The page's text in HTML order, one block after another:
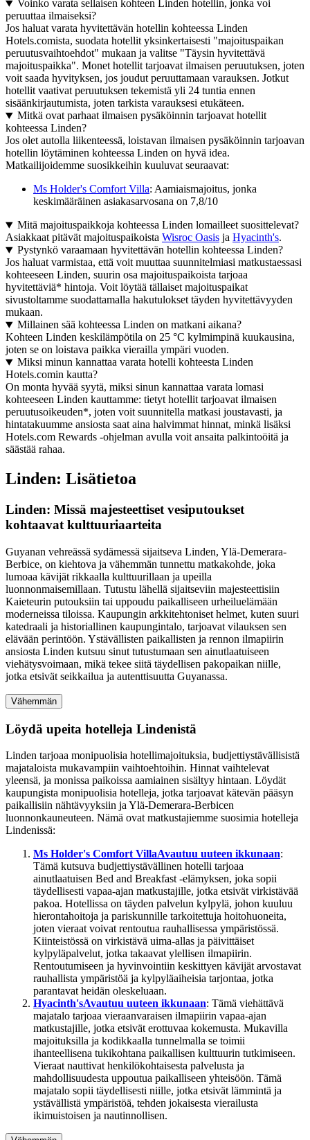
Voinko varata sellaisen kohteen Linden hotellin, jonka voi
peruuttaa ilmaiseksi?
Jos haluat varata hyvitettävän hotellin kohteessa Linden
Hotels.comista, suodata hotellit yksinkertaisesti "majoituspaikan
peruutusvaihtoehdot" mukaan ja valitse "Täysin hyvitettävä
majoituspaikka". Monet hotellit tarjoavat ilmaisen peruutuksen, joten
voit saada hyvityksen, jos joudut peruuttamaan varauksen. Jotkut
hotellit vaativat peruutuksen tekemistä yli 24 tuntia ennen
sisäänkirjautumista, joten tarkista varauksesi etukäteen.
Mitkä ovat parhaat ilmaisen pysäköinnin tarjoavat hotellit
kohteessa Linden?
Jos olet autolla liikenteessä, loistavan ilmaisen pysäköinnin tarjoavan
hotellin löytäminen kohteessa Linden on hyvä idea.
Matkailijoidemme suosikkeihin kuuluvat seuraavat:
Ms Holder's Comfort Villa: Aamiaismajoitus, jonka
keskimääräinen asiakasarvosana on 7,8/10
Mitä majoituspaikkoja kohteessa Linden lomailleet suosittelevat?
Asiakkaat pitävät majoituspaikoista Wisroc Oasis ja Hyacinth's.
Pystynkö varaamaan hyvitettävän hotellin kohteessa Linden?
Jos haluat varmistaa, että voit muuttaa suunnitelmiasi matkustaessasi
kohteeseen Linden, suurin osa majoituspaikoista tarjoaa
hyvitettäviä* hintoja. Voit löytää tällaiset majoituspaikat
sivustoltamme suodattamalla hakutulokset täyden hyvitettävyyden
mukaan.
Millainen sää kohteessa Linden on matkani aikana?
Kohteen Linden keskilämpötila on 25 °C kylmimpinä kuukausina,
joten se on loistava paikka vierailla ympäri vuoden.
Miksi minun kannattaa varata hotelli kohteesta Linden
Hotels.comin kautta?
On monta hyvää syytä, miksi sinun kannattaa varata lomasi
kohteeseen Linden kauttamme: tietyt hotellit tarjoavat ilmaisen
peruutusoikeuden*, joten voit suunnitella matkasi joustavasti, ja
hintatakuumme ansiosta saat aina halvimmat hinnat, minkä lisäksi
Hotels.com Rewards -ohjelman avulla voit ansaita palkintoöitä ja
säästää rahaa.
Linden: Lisätietoa
Linden: Missä majesteettiset vesiputoukset
kohtaavat kulttuuriaarteita
Guyanan vehreässä sydämessä sijaitseva Linden, Ylä-Demerara-
Berbice, on kiehtova ja vähemmän tunnettu matkakohde, joka
lumoaa kävijät rikkaalla kulttuurillaan ja upeilla
luonnonmaisemillaan. Tutustu lähellä sijaitseviin majesteettisiin
Kaieteurin putouksiin tai uppoudu paikalliseen urheiluelämään
moderneissa tiloissa. Kaupungin arkkitehtoniset helmet, kuten suuri
katedraali ja historiallinen kaupungintalo, tarjoavat vilauksen sen
elävään perintöön. Ystävällisten paikallisten ja rennon ilmapiirin
ansiosta Linden kutsuu sinut tutustumaan sen ainutlaatuiseen
viehätysvoimaan, mikä tekee siitä täydellisen pakopaikan niille,
jotka etsivät seikkailua ja autenttisuutta Guyanassa.
Vähemmän
Löydä upeita hotelleja Lindenistä
Linden tarjoaa monipuolisia hotellimajoituksia, budjettiystävällisistä
majataloista mukavampiin vaihtoehtoihin. Hinnat vaihtelevat
yleensä, ja monissa paikoissa aamiainen sisältyy hintaan. Löydät
kaupungista monipuolisia hotelleja, jotka tarjoavat kätevän pääsyn
paikallisiin nähtävyyksiin ja Ylä-Demerara-Berbicen
luonnonkauneuteen. Nämä ovat matkustajiemme suosimia hotelleja
Lindenissä:
Ms Holder's Comfort VillaAvautuu uuteen ikkunaan:
Tämä kutsuva budjettiystävällinen hotelli tarjoaa
ainutlaatuisen Bed and Breakfast -elämyksen, joka sopii
täydellisesti vapaa-ajan matkustajille, jotka etsivät virkistävää
pakoa. Hotellissa on täyden palvelun kylpylä, johon kuuluu
hierontahoitoja ja pariskunnille tarkoitettuja hoitohuoneita,
joten vieraat voivat rentoutua rauhallisessa ympäristössä.
Kiinteistössä on virkistävä uima-allas ja päivittäiset
kylpyläpalvelut, jotka takaavat ylellisen ilmapiirin.
Rentoutumiseen ja hyvinvointiin keskittyen kävijät arvostavat
rauhallista ympäristöä ja kylpyläaiheisia tarjontaa, jotka
parantavat heidän oleskeluaan.
Hyacinth'sAvautuu uuteen ikkunaan: Tämä viehättävä
majatalo tarjoaa vieraanvaraisen ilmapiirin vapaa-ajan
matkustajille, jotka etsivät erottuvaa kokemusta. Mukavilla
majoituksilla ja kodikkaalla tunnelmalla se toimii
ihanteellisena tukikohtana paikallisen kulttuurin tutkimiseen.
Vieraat nauttivat henkilökohtaisesta palvelusta ja
mahdollisuudesta uppoutua paikalliseen yhteisöön. Tämä
majatalo sopii täydellisesti niille, jotka etsivät lämmintä ja
ystävällistä ympäristöä, tehden jokaisesta vierailusta
ikimuistoisen ja nautinnollisen.